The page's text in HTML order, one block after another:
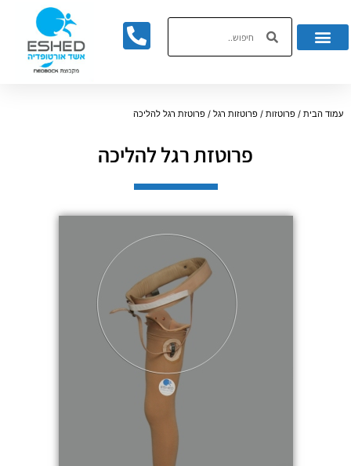
עמוד הבית / פרוטזות / פרוטזות רגל / פרוטזת רגל להליכה
פרוטזת רגל להליכה